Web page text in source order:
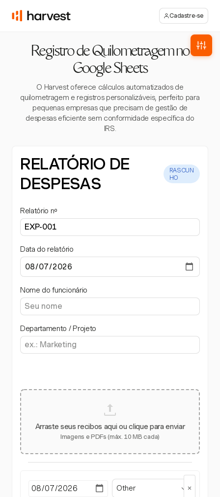
Cadastre-se
Registro de Quilometragem no
Google Sheets
O Harvest oferece cálculos automatizados de
quilometragem e registros personalizáveis, perfeito para
pequenas empresas que precisam de gestão de
despesas eficiente sem conformidade específica do
IRS.
RELATÓRIO DE
DESPESAS
RASCUN
HO
Relatório nº
Data do relatório
Nome do funcionário
Departamento / Projeto
Arraste seus recibos aqui ou clique para enviar
Imagens e PDFs (máx. 10 MB cada)
Other